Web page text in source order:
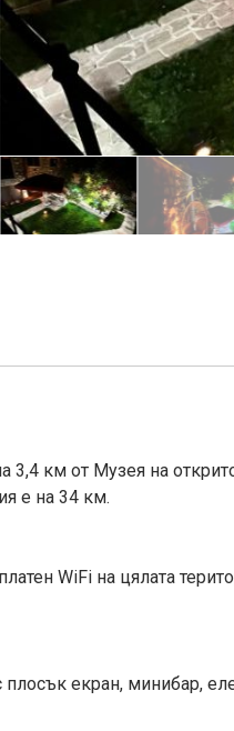
3,4 км от Музея на
е на 34 км.
WiFi на цялата
екран, минибар,